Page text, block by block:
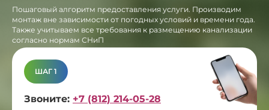
Пошаговый алгоритм предоставления услуги. Производим
монтаж вне зависимости от погодных условий и времени года.
Также учитываем все требования к размещению канализации
согласно нормам СНиП
ШАГ 1
Звоните: +7 (812) 214-05-28